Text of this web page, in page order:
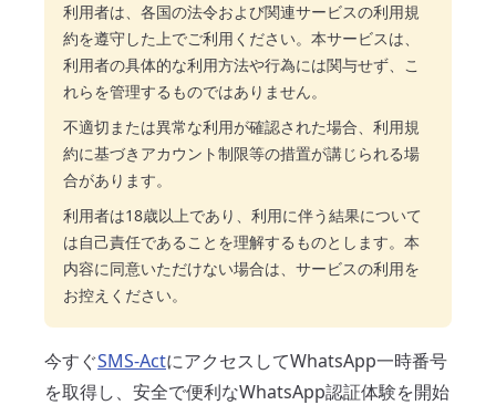
利用者は、各国の法令および関連サービスの利用規
約を遵守した上でご利用ください。本サービスは、
利用者の具体的な利用方法や行為には関与せず、こ
れらを管理するものではありません。
不適切または異常な利用が確認された場合、利用規
約に基づきアカウント制限等の措置が講じられる場
合があります。
利用者は18歳以上であり、利用に伴う結果について
は自己責任であることを理解するものとします。本
内容に同意いただけない場合は、サービスの利用を
お控えください。
今すぐSMS-ActにアクセスしてWhatsApp一時番号
を取得し、安全で便利なWhatsApp認証体験を開始